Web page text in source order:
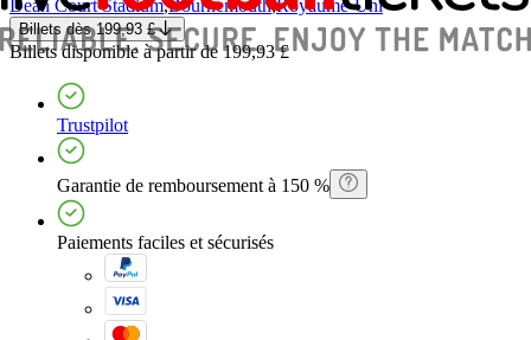
Dean Court Stadium,Bournemouth,Royaume-Uni
Billets dès199,93 £
Billetsdisponible à partir de 199,93 £
Trustpilot
Garantie de remboursement à 150 %
Paiements faciles et sécurisés